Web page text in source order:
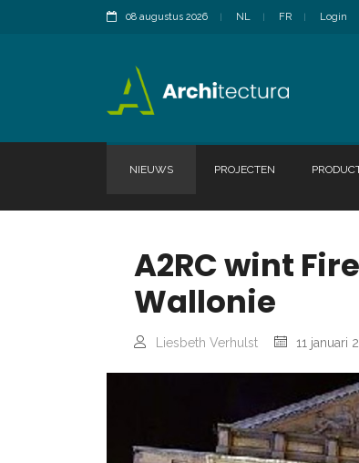
08 augustus 2026 NL FR Login
NIEUWS PROJECTEN
A2RC wint
Wallonie
Liesbeth Verhulst 11 januari